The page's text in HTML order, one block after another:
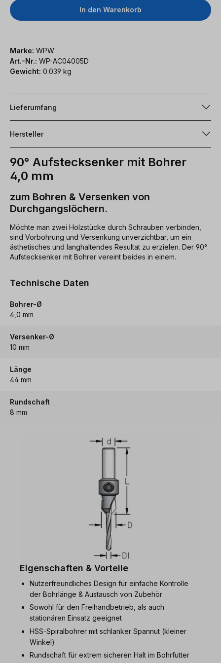
In den Warenkorb
Marke: WPW
Art.-Nr.: WP-AC04005D
Gewicht: 0.039 kg
Lieferumfang
Hersteller
90° Aufstecksenker mit Bohrer
4,0 mm
zum Bohren & Versenken von
Durchgangslöchern.
Möchte man zwei Holzstücke durch Schrauben verbinden,
sind Vorbohrung und Versenkung unverzichtbar, um ein
ästhetisches und langhaltendes Resultat zu erzielen. Der 90°
Aufstecksenker mit Bohrer vereint beides in einem.
Technische Daten
Bohrer-Ø
4,0 mm
Versenker-Ø
10 mm
Länge
44 mm
Rundschaft
8 mm
Eigenschaften & Vorteile
Nutzerfreundliches Design für einfache Kontrolle
der Bohrlänge & Austausch von Zubehör
Sowohl für den Freihandbetrieb, als auch
stationären Einsatz geeignet
HSS-Spiralbohrer mit schlanker Spannut (kleiner
Winkel)
Rundschaft für extrem sicheren Halt im Bohrfutter